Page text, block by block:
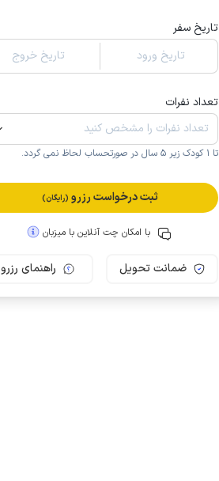
تاریخ سفر
تاریخ ورود
تاریخ خروج
تعداد نفرات
تا 1 کودک زیر 5 سال در صورتحساب لحاظ نمی گردد.
ثبت درخواست رزرو (رایگان)
با امکان چت آنلاین با میزبان
ضمانت تحویل راهنمای رزرو